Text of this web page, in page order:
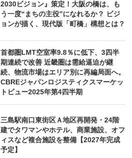
2030ビジョン』策定！大阪の橋は、も
う一度“まちの主役”になれるか？ ビジ
ョンが描く、現代版「町橋」構想とは？
首都圏LMT空室率9.8％に低下、3四半
期連続で改善 近畿圏は需給逼迫が継
続、物流市場はエリア別に再編局面へ。
CBREジャパンロジスティクスマーケッ
トビュー2025年第4四半期
三島駅南口東街区Ａ地区再開発・24階
建でタワマンやホテル、商業施設、オフ
ィスなど複合施設を整備【2027年完成
予定】